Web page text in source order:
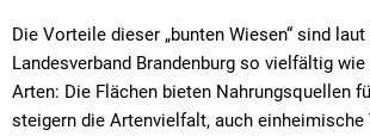
Die Vorteile dieser „bunten Wiesen“ sind laut
Landesverband Brandenburg so vielfältig
Arten: Die Flächen bieten Nahrungsquellen
steigern die Artenvielfalt, auch einheimische